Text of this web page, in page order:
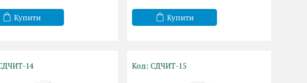
Купити Купити
14 СДЧИТ-15